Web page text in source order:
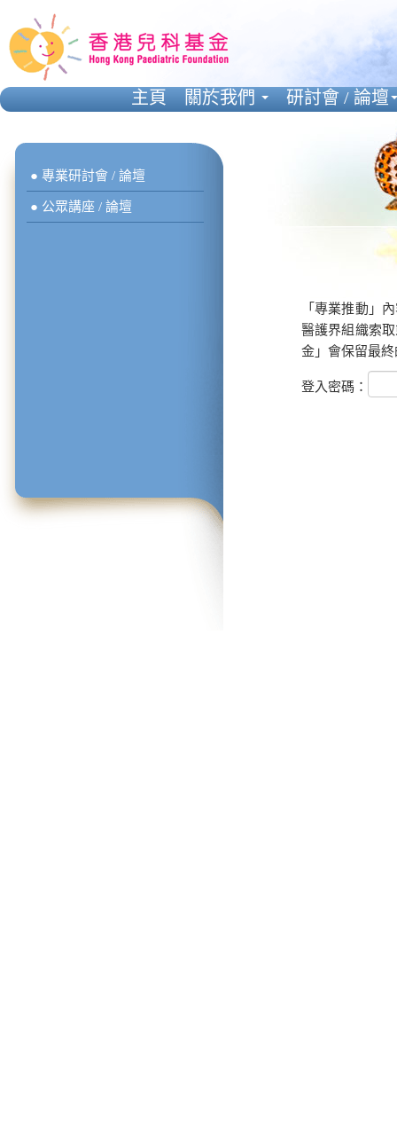
● 專業研討會 / 論壇
● 公眾講座 / 論壇
「專業推動」
醫護界組織索
金」會保留最
登入密碼：
主頁 關於我們 研討會 / 論壇